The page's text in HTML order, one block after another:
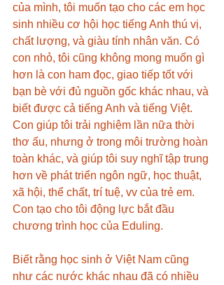
của mình, tôi muốn tạo cho các em học
sinh nhiều cơ hội học tiếng Anh thú vị,
chất lượng, và giàu tính nhân văn. Có
con nhỏ, tôi cũng không mong muốn gì
hơn là con ham đọc, giao tiếp tốt với
bạn bè với đủ nguồn gốc khác nhau, và
biết được cả tiếng Anh và tiếng Việt.
Con giúp tôi trải nghiệm lần nữa thời
thơ ấu, nhưng ở trong môi trường hoàn
toàn khác, và giúp tôi suy nghĩ tập trung
hơn về phát triển ngôn ngữ, học thuật,
xã hội, thể chất, trí tuệ, vv của trẻ em.
Con tạo cho tôi động lực bắt đầu
chương trình học của Eduling.
Biết rằng học sinh ở Việt Nam cũng
như các nước khác nhau đã có nhiều